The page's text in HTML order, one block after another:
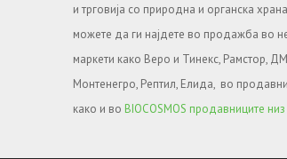
и трговија со природна и органска
можете да ги најдете во продажба во
маркети како Веро и Тинекс, Рамстор,
Монтенегро, Рептил, Елида, во
како и во BIOCOSMOS продавниците